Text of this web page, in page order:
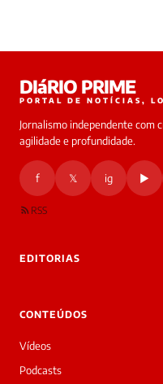
DIáRIO PRIME
PORTAL DE NOTÍCIAS,
Jornalismo independente com
agilidade e profundidade.
f 𝕏 ig ▶
RSS
EDITORIAS
CONTEÚDOS
Vídeos
Podcasts